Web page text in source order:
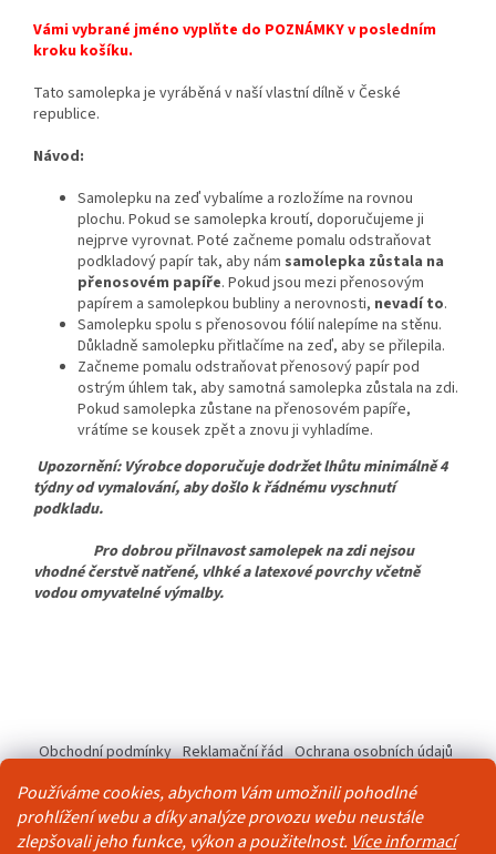
Používáme cookies, abychom Vám umožnili pohodlné
prohlížení webu a díky analýze provozu webu neustále
zlepšovali jeho funkce, výkon a použitelnost. Více informací
Vámi vybrané jméno vyplňte do POZNÁMKY v posledním
kroku košíku.
Tato samolepka je vyráběná v naší vlastní dílně v České
republice.
Návod:
Samolepku na zeď vybalíme a rozložíme na rovnou
plochu. Pokud se samolepka kroutí, doporučujeme ji
nejprve vyrovnat. Poté začneme pomalu odstraňovat
podkladový papír tak, aby nám samolepka zůstala na
přenosovém papíře. Pokud jsou mezi přenosovým
papírem a samolepkou bubliny a nerovnosti, nevadí to.
Samolepku spolu s přenosovou fólií nalepíme na stěnu.
Důkladně samolepku přitlačíme na zeď, aby se přilepila.
Začneme pomalu odstraňovat přenosový papír pod
ostrým úhlem tak, aby samotná samolepka zůstala na zdi.
Pokud samolepka zůstane na přenosovém papíře,
vrátíme se kousek zpět a znovu ji vyhladíme.
Upozornění: Výrobce doporučuje dodržet lhůtu minimálně 4
týdny od vymalování, aby došlo k řádnému vyschnutí
podkladu.
Pro dobrou přilnavost samolepek na zdi nejsou
vhodné čerstvě natřené, vlhké a latexové povrchy včetně
vodou omyvatelné výmalby.
p
Obchodní podmínky Reklamační řád Ochrana osobních údajů